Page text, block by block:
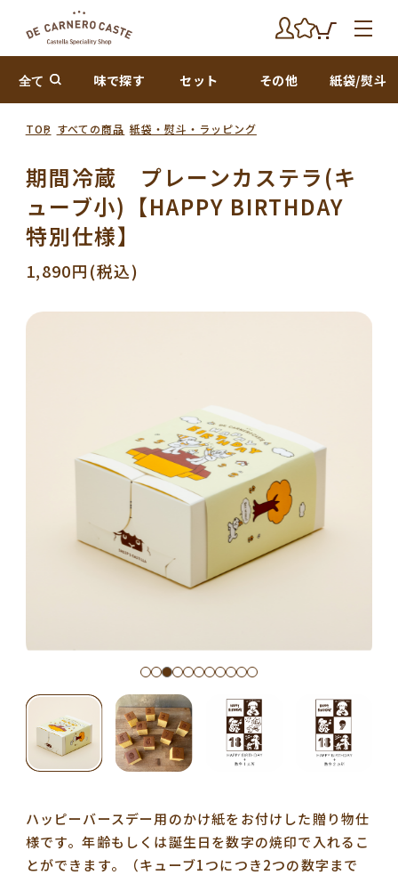
全て 味で探す セット その他 紙袋/熨斗
期間冷蔵 プレーンカステラ(キ
ューブ小)【HAPPY BIRTHDAY
特別仕様】
1,890円(税込)
ハッピーバースデー用のかけ紙をお付けした贈り物仕
様です。年齢もしくは誕生日を数字の焼印で入れるこ
とができます。（キューブ1つにつき2つの数字まで
TOP すべての商品 紙袋・熨斗・ラッピング